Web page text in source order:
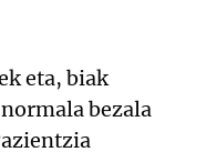
eta, biak
bezala